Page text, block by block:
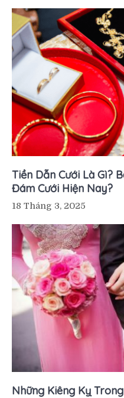
Tiền Dẫn Cưới Là Gì?
Đám Cưới Hiện Nay?
18 Tháng 3, 2025
Những Kiêng Kỵ